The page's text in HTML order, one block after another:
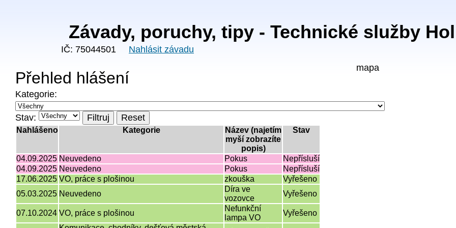
Závady, poruchy, tipy - Technické služby
IČ: 75044501 Nahlásit závadu
Přehled hlášení
Kategorie:
Stav: Filtruj Reset
Nahlášeno Kategorie
Název (najetím
myší zobrazíte
popis)
Stav
04.09.2025 Neuvedeno Pokus
Nepřísluší
04.09.2025 Neuvedeno Pokus
Nepřísluší
17.06.2025 VO, práce s plošinou zkouška
Vyřešeno
05.03.2025 Neuvedeno
Díra ve
vozovce
Vyřešeno
07.10.2024 VO, práce s plošinou
Nefunkční
lampa VO
Vyřešeno
mapa